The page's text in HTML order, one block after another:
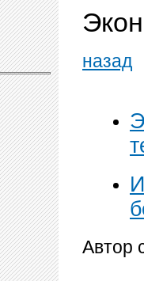
назад
Автор